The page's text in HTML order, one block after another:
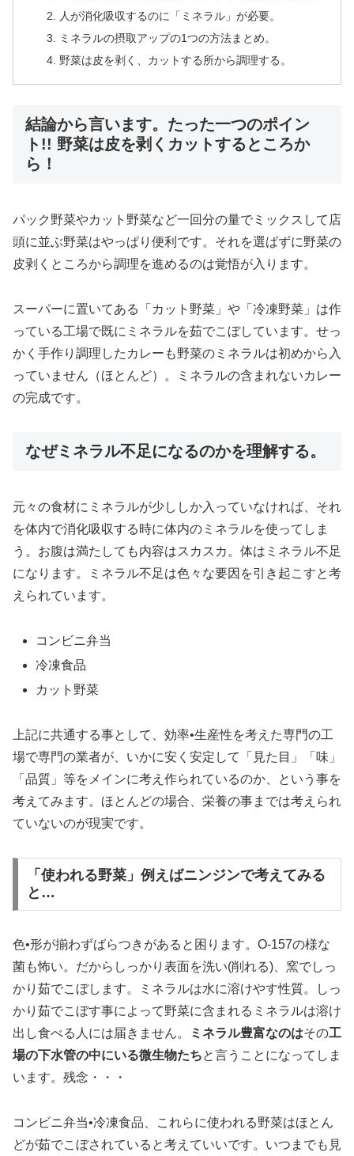
人が消化吸収するのに「ミネラル」が必要。
ミネラルの摂取アップの1つの方法まとめ。
野菜は皮を剥く、カットする所から調理する。
結論から言います。たった一つのポイン
ト!! 野菜は皮を剥くカットするところか
ら！
パック野菜やカット野菜など一回分の量でミックスして店
頭に並ぶ野菜はやっぱり便利です。それを選ばずに野菜の
皮剥くところから調理を進めるのは覚悟が入ります。
スーパーに置いてある「カット野菜」や「冷凍野菜」は作
っている工場で既にミネラルを茹でこぼしています。せっ
かく手作り調理したカレーも野菜のミネラルは初めから入
っていません（ほとんど）。ミネラルの含まれないカレー
の完成です。
なぜミネラル不足になるのかを理解する。
元々の食材にミネラルが少ししか入っていなければ、それ
を体内で消化吸収する時に体内のミネラルを使ってしま
う。お腹は満たしても内容はスカスカ。体はミネラル不足
になります。ミネラル不足は色々な要因を引き起こすと考
えられています。
コンビニ弁当
冷凍食品
カット野菜
上記に共通する事として、効率•生産性を考えた専門の工
場で専門の業者が、いかに安く安定して「見た目」「味」
「品質」等をメインに考え作られているのか、という事を
考えてみます。ほとんどの場合、栄養の事までは考えられ
ていないのが現実です。
「使われる野菜」例えばニンジンで考えてみる
と…
色•形が揃わずばらつきがあると困ります。O-157の様な
菌も怖い。だからしっかり表面を洗い(削れる)、窯でしっ
かり茹でこぼします。ミネラルは水に溶けやす性質。しっ
かり茹でこぼす事によって野菜に含まれるミネラルは溶け
出し食べる人には届きません。
ミネラル豊富なのはその工
場の下水管の中にいる微生物たちと言うことになってしま
います。残念・・・
コンビニ弁当•冷凍食品、これらに使われる野菜はほとん
どが茹でこぼされていると考えていいです。いつまでも見